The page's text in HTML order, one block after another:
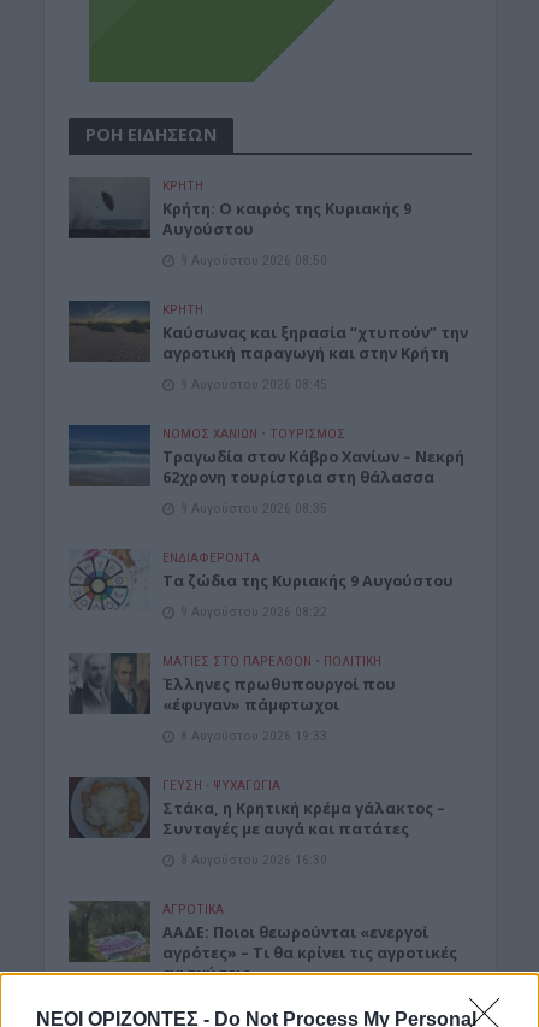
ΝΕΟΙ ΟΡΙΖΟΝΤΕΣ - Do Not Process My Personal
ΡΟΗ ΕΙΔΗΣΕΩΝ
ΚΡΗΤΗ
Κρήτη: Ο καιρός της Κυριακής 9
Αυγούστου
9 Αυγούστου 2026 08:50
ΚΡΗΤΗ
Καύσωνας και ξηρασία “χτυπούν” την
αγροτική παραγωγή και στην Κρήτη
9 Αυγούστου 2026 08:45
ΝΟΜΌΣ ΧΑΝΊΩΝ • ΤΟΥΡΙΣΜΟΣ
Τραγωδία στον Κάβρο Χανίων – Νεκρή
62χρονη τουρίστρια στη θάλασσα
9 Αυγούστου 2026 08:35
ΕΝΔΙΑΦΕΡΟΝΤΑ
Τα ζώδια της Κυριακής 9 Αυγούστου
9 Αυγούστου 2026 08:22
ΜΑΤΙΕΣ ΣΤΟ ΠΑΡΕΛΘΟΝ • ΠΟΛΙΤΙΚΗ
Έλληνες πρωθυπουργοί που
«έφυγαν» πάμφτωχοι
8 Αυγούστου 2026 19:33
ΓΕΎΣΗ - ΨΥΧΑΓΩΓΊΑ
Στάκα, η Κρητική κρέμα γάλακτος –
Συνταγές με αυγά και πατάτες
8 Αυγούστου 2026 16:30
ΑΓΡΟΤΙΚΑ
ΑΑΔΕ: Ποιοι θεωρούνται «ενεργοί
αγρότες» – Τι θα κρίνει τις αγροτικές
ενισχύσεις